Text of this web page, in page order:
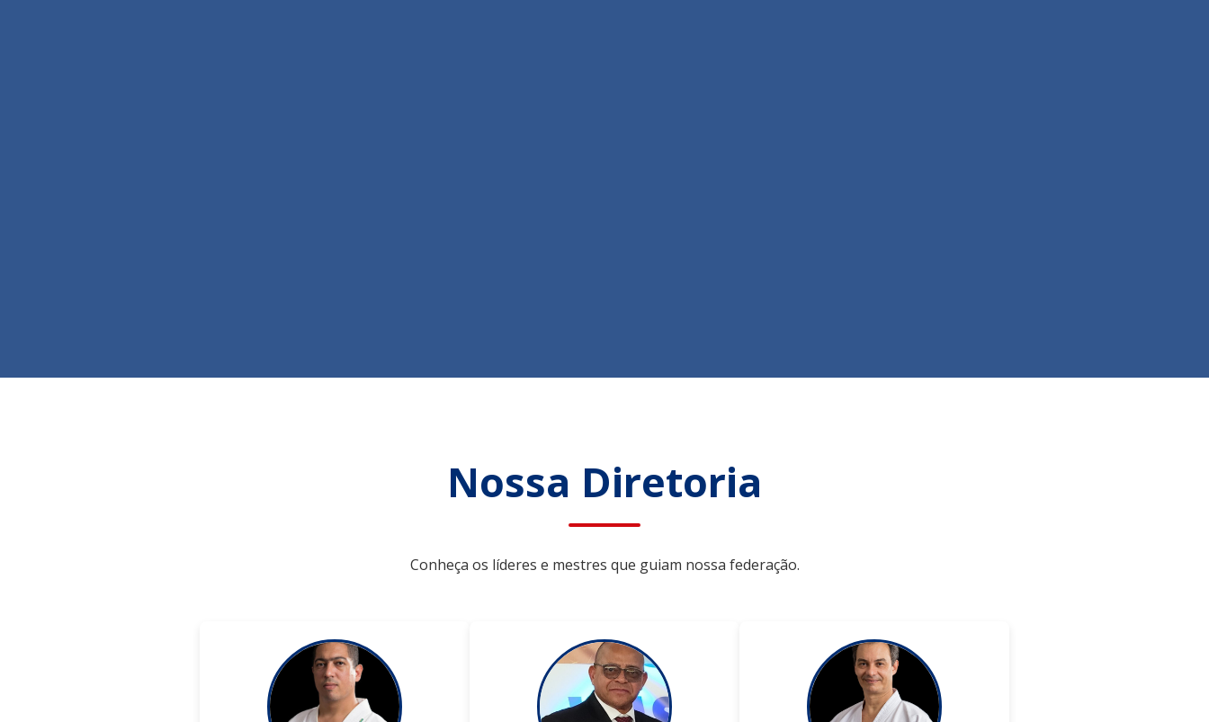
Nossa Diretoria
Conheça os líderes e mestres que guiam nossa federação.